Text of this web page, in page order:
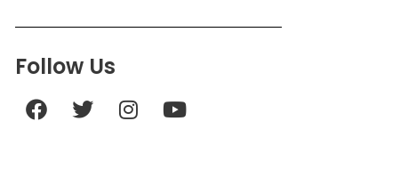
Follow Us